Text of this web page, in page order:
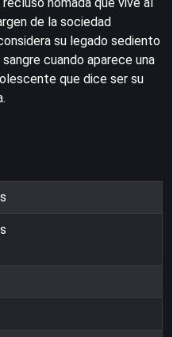
de la sociedad
su legado sediento
sangre cuando aparece una
que dice ser su